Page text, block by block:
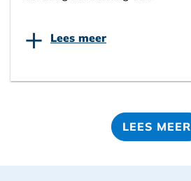
+ Lees meer
LEES MEER